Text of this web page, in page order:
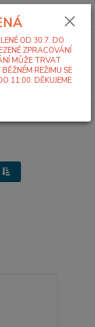
Menu
Hledat
0,00 Kč
OD 30.7. DO
ZPRACOVÁNÍ
MŮŽE TRVAT
REŽIMU SE
11:00. DĚKUJEME